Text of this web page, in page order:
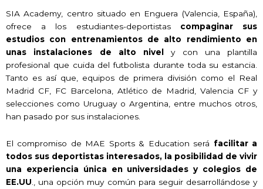
SIA Academy, centro situado en Enguera (Valencia, España),
ofrece a los estudiantes-deportistas compaginar sus
estudios con entrenamientos de alto rendimiento en
unas instalaciones de alto nivel
y con una plantilla
profesional que cuida del futbolista durante toda su estancia.
Tanto es así que, equipos de primera división como el Real
Madrid CF, FC Barcelona, Atlético de Madrid, Valencia CF y
selecciones como Uruguay o Argentina, entre muchos otros,
han pasado por sus instalaciones.
El compromiso de MAE Sports & Education será facilitar a
todos sus deportistas interesados, la posibilidad de vivir
una experiencia única en universidades y colegios de
EE.UU ., una opción muy común para seguir desarrollándose y